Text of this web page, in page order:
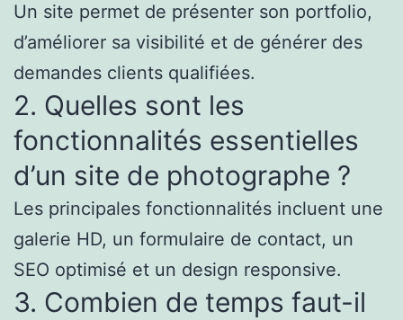
Un site permet de présenter son portfolio,
d’améliorer sa visibilité et de générer des
demandes clients qualifiées.
2. Quelles sont les
fonctionnalités essentielles
d’un site de photographe ?
Les principales fonctionnalités incluent une
galerie HD, un formulaire de contact, un
SEO optimisé et un design responsive.
3. Combien de temps faut-il